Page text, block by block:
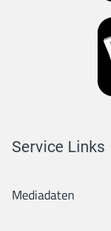
Service Links
Mediadaten